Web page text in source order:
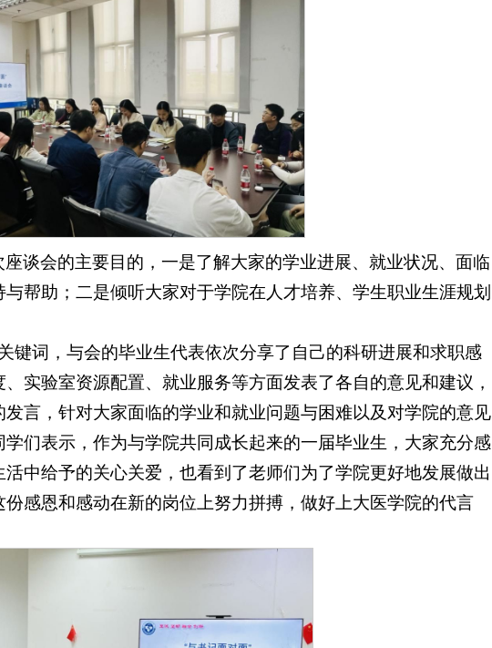
谈会的主要目的，一是了解大家的学业进展、就业状况、面临
帮助；二是倾听大家对于学院在人才培养、学生职业生涯规划
键词，与会的毕业生代表依次分享了自己的科研进展和求职感
实验室资源配置、就业服务等方面发表了各自的意见和建议，
言，针对大家面临的学业和就业问题与困难以及对学院的意见
们表示，作为与学院共同成长起来的一届毕业生，大家充分感
中给予的关心关爱，也看到了老师们为了学院更好地发展做出
感恩和感动在新的岗位上努力拼搏，做好上大医学院的代言